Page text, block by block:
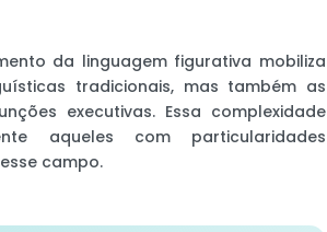
da linguagem figurativa mobiliza
tradicionais, mas também as
executivas. Essa complexidade
aqueles com particularidades
campo.